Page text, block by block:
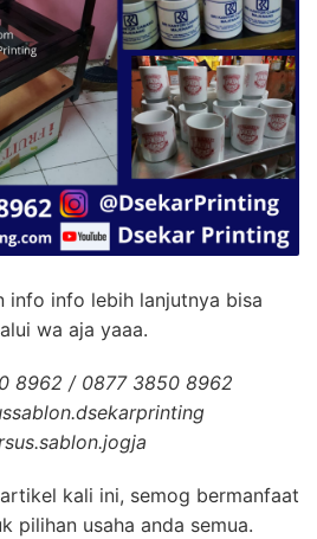
info info lebih lanjutnya bisa
wa aja yaaa.
8962 / 0877 3850 8962
kali ini, semog bermanfaat
pilihan usaha anda semua.